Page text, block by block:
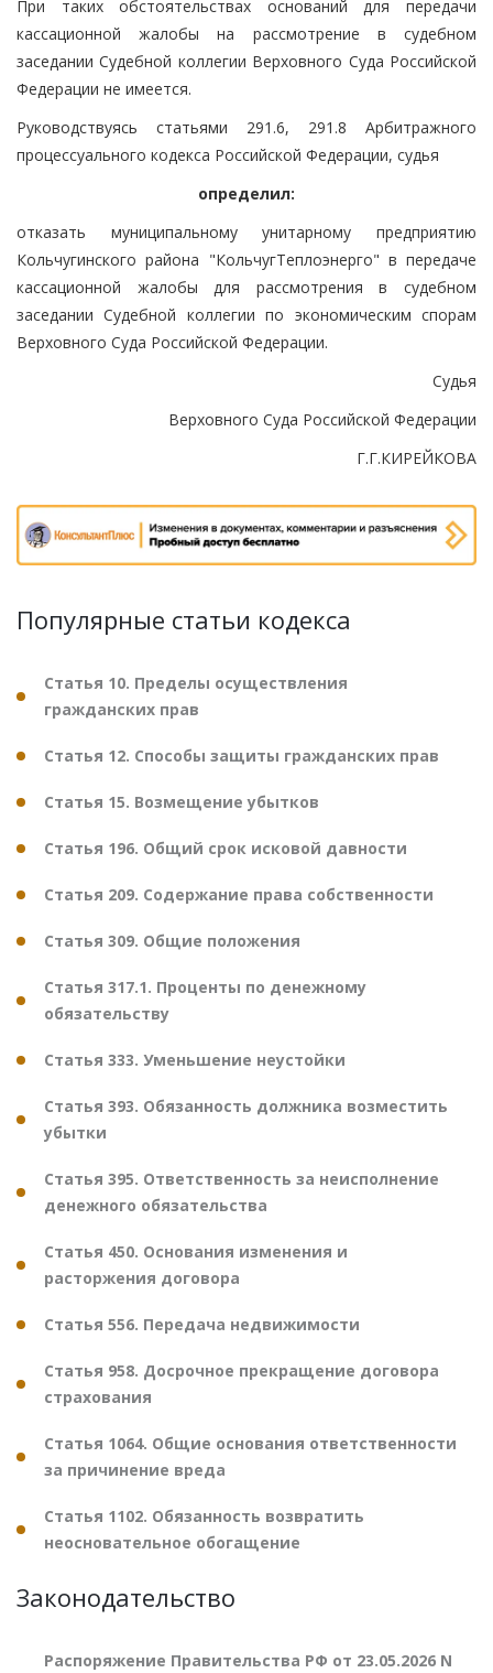
При таких обстоятельствах оснований для передачи
кассационной жалобы на рассмотрение в судебном
заседании Судебной коллегии Верховного Суда Российской
Федерации не имеется.
Руководствуясь статьями 291.6, 291.8 Арбитражного
процессуального кодекса Российской Федерации, судья
определил:
отказать муниципальному унитарному предприятию
Кольчугинского района "КольчугТеплоэнерго" в передаче
кассационной жалобы для рассмотрения в судебном
заседании Судебной коллегии по экономическим спорам
Верховного Суда Российской Федерации.
Судья
Верховного Суда Российской Федерации
Г.Г.КИРЕЙКОВА
Популярные статьи кодекса
Статья 10. Пределы осуществления
гражданских прав
Статья 12. Способы защиты гражданских прав
Статья 15. Возмещение убытков
Статья 196. Общий срок исковой давности
Статья 209. Содержание права собственности
Статья 309. Общие положения
Статья 317.1. Проценты по денежному
обязательству
Статья 333. Уменьшение неустойки
Статья 393. Обязанность должника возместить
убытки
Статья 395. Ответственность за неисполнение
денежного обязательства
Статья 450. Основания изменения и
расторжения договора
Статья 556. Передача недвижимости
Статья 958. Досрочное прекращение договора
страхования
Статья 1064. Общие основания ответственности
за причинение вреда
Статья 1102. Обязанность возвратить
неосновательное обогащение
Законодательство
Распоряжение Правительства РФ от 23.05.2026 N